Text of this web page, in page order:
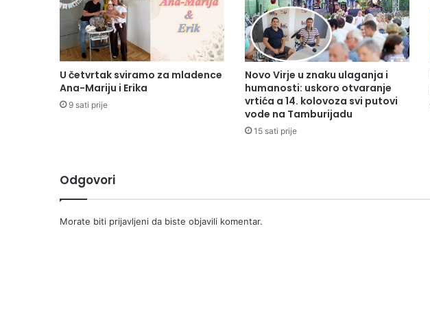
U četvrtak sviramo za mladence
Ana-Mariju i Erika
9 sati prije
Novo Virje u znaku ulaganja i
humanosti: uskoro otvaranje
vrtića a 14. kolovoza svi putovi
vode na Tamburijadu
15 sati prije
Odgovori
Morate biti prijavljeni da biste objavili komentar.